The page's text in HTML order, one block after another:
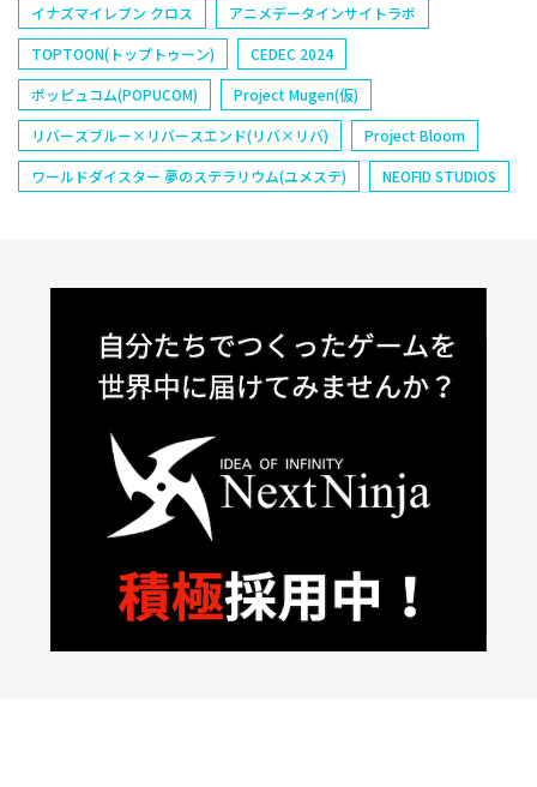
イナズマイレブン クロス
アニメデータインサイトラボ
TOPTOON(トップトゥーン)
CEDEC 2024
ポッピュコム(POPUCOM)
Project Mugen(仮)
リバースブルー×リバースエンド(リバ×リバ)
Project Bloom
ワールドダイスター 夢のステラリウム(ユメステ)
NEOFID STUDIOS